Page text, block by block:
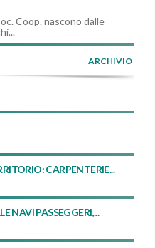
Coop. nascono dalle
ARCHIVIO
CARPENTERIE...
NAVI PASSEGGERI,...